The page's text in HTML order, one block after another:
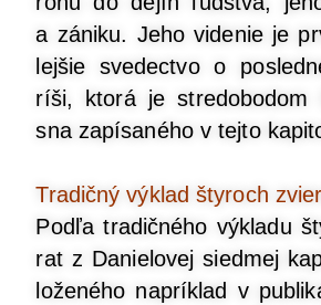
a záni­ku. Jeho vide­nie je
lej­šie sve­dec­tvo o
ríši, kto­rá je stre­do­bo­dom
sna zapí­sa­né­ho v tej­to
Tra­dič­ný výklad šty­roch
Pod­ľa tra­dič­né­ho výkla­du
rat z Danie­lo­vej sied­mej
lo­že­né­ho naprí­klad v